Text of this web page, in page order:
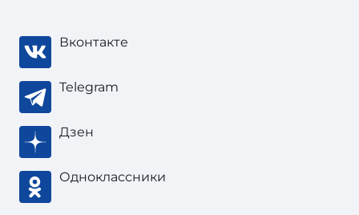
Вконтакте
Telegram
Дзен
Одноклассники